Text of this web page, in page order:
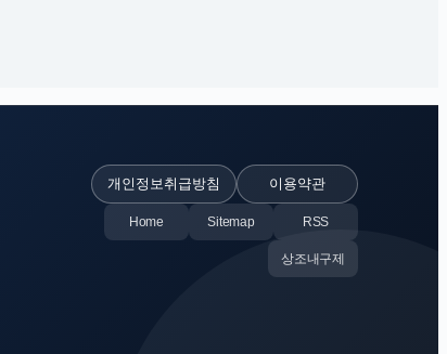
개인정보취급방침 이용약관
Home Sitemap RSS
상조내구제